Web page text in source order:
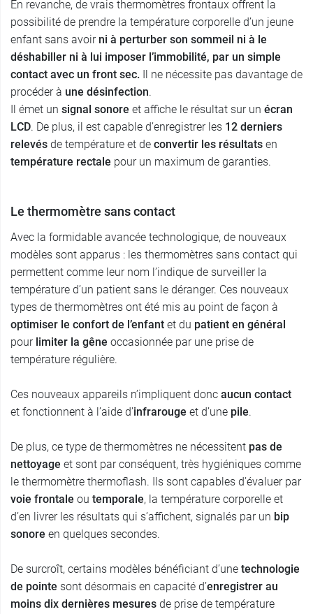
En revanche, de vrais thermomètres frontaux offrent la
possibilité de prendre la température corporelle d’un jeune
enfant sans avoir ni à perturber son sommeil ni à le
déshabiller ni à lui imposer l’immobilité, par un simple
contact avec un front sec. Il ne nécessite pas davantage de
procéder à une désinfection.
Il émet un signal sonore et affiche le résultat sur un écran
LCD. De plus, il est capable d’enregistrer les 12 derniers
relevés de température et de convertir les résultats en
température rectale pour un maximum de garanties.
Le thermomètre sans contact
Avec la formidable avancée technologique, de nouveaux
modèles sont apparus : les thermomètres sans contact qui
permettent comme leur nom l’indique de surveiller la
température d’un patient sans le déranger. Ces nouveaux
types de thermomètres ont été mis au point de façon à
optimiser le confort de l’enfant et du patient en général
pourlimiter la gêne occasionnée par une prise de
température régulière.
Ces nouveaux appareils n’impliquent donc aucun contact
et fonctionnent à l’aide d’infrarouge et d’une pile.
De plus, ce type de thermomètres ne nécessitent pas de
nettoyage et sont par conséquent, très hygiéniques comme
le thermomètre thermoflash. Ils sont capables d’évaluer par
voie frontale ou temporale, la température corporelle et
d’en livrer les résultats qui s’affichent, signalés par un bip
sonore en quelques secondes.
De surcroît, certains modèles bénéficiant d’une technologie
de pointe sont désormais en capacité d’enregistrer au
moins dix dernières mesures de prise de température